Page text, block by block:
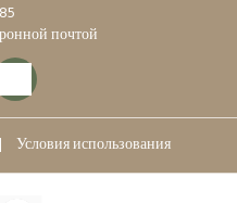
почтой
| Условия использования